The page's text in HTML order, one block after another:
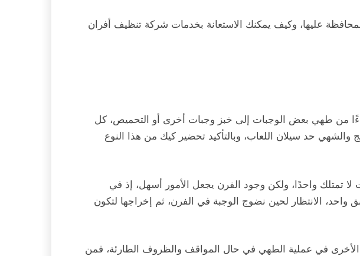
عليها، وكيف يمكنك الاستعانة بخدمات شركة تنظيف أفران
من طهي بعض الوجبات إلى خبز وجبات أخرى أو التحميص، كل
حد سيلان اللعاب، وبالتأكيد تحضير كيك من هذا النوع
تمتلك واحدًا، ولكن وجود الفرن يجعل الأمور أسهل، إذ في
الانتظار لحين نضوج الوجبة في الفرن، ثم إخراجها لتكون
الأخرى في عملية الطهي في حال المواقف والظروف الطارئة، فمن